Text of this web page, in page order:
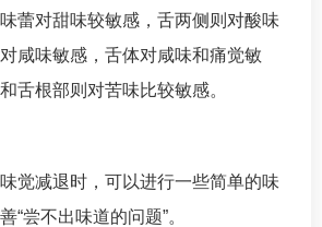
蕾对甜味较敏感，舌两侧则对酸味
咸味敏感，舌体对咸味和痛觉敏
舌根部则对苦味比较敏感。
觉减退时，可以进行一些简单的味
“尝不出味道的问题”。